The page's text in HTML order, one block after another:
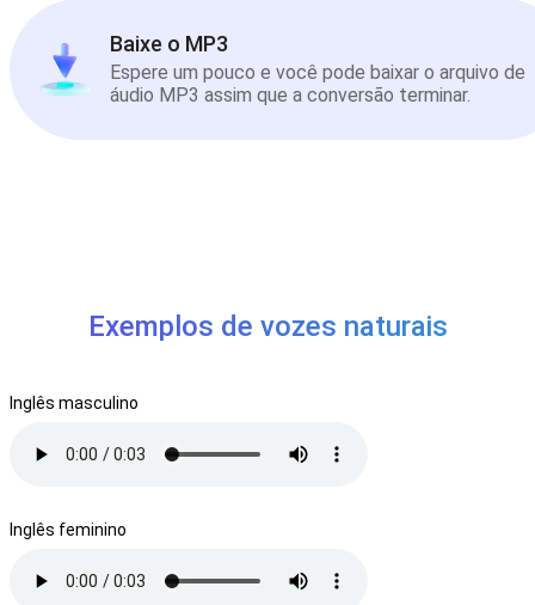
Baixe o MP3
Espere um pouco e você pode baixar o arquivo de
áudio MP3 assim que a conversão terminar.
Exemplos de vozes naturais
Inglês masculino
Inglês feminino